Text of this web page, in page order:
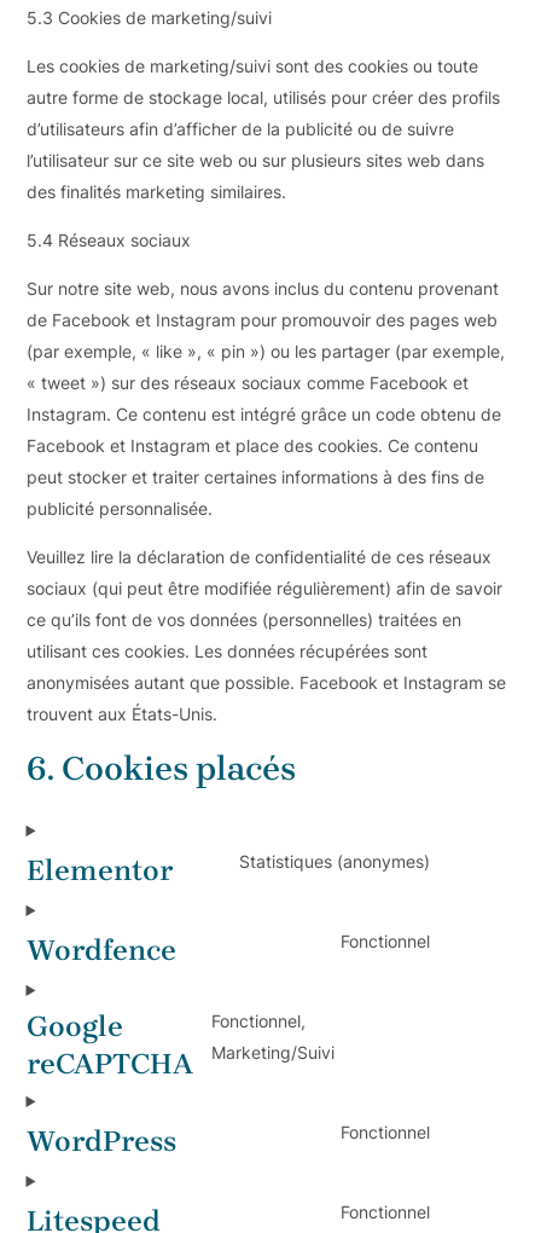
5.3 Cookies de marketing/suivi
Les cookies de marketing/suivi sont des cookies ou toute
autre forme de stockage local, utilisés pour créer des profils
d’utilisateurs afin d’afficher de la publicité ou de suivre
l’utilisateur sur ce site web ou sur plusieurs sites web dans
des finalités marketing similaires.
5.4 Réseaux sociaux
Sur notre site web, nous avons inclus du contenu provenant
de Facebook et Instagram pour promouvoir des pages web
(par exemple, « like », « pin ») ou les partager (par exemple,
« tweet ») sur des réseaux sociaux comme Facebook et
Instagram. Ce contenu est intégré grâce un code obtenu de
Facebook et Instagram et place des cookies. Ce contenu
peut stocker et traiter certaines informations à des fins de
publicité personnalisée.
Veuillez lire la déclaration de confidentialité de ces réseaux
sociaux (qui peut être modifiée régulièrement) afin de savoir
ce qu’ils font de vos données (personnelles) traitées en
utilisant ces cookies. Les données récupérées sont
anonymisées autant que possible. Facebook et Instagram se
trouvent aux États-Unis.
6. Cookies placés
Elementor Statistiques (anonymes)
Wordfence Fonctionnel
Google
reCAPTCHA
Fonctionnel,
Marketing/Suivi
WordPress Fonctionnel
Litespeed Fonctionnel